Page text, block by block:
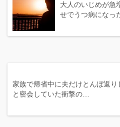
大人のいじめが急
せでうつ病になっ
家族で帰省中に夫だけとんぼ返り
と密会していた衝撃の…